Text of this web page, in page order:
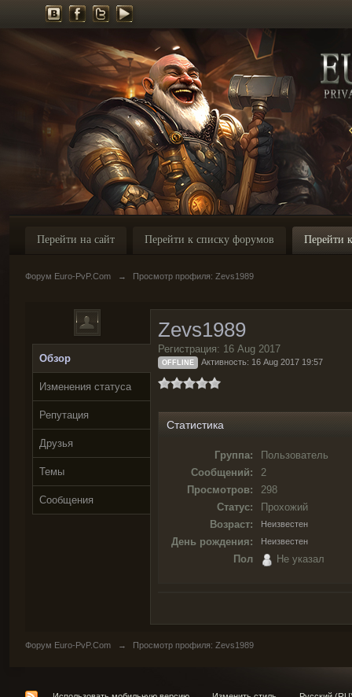
Перейти на сайт Перейти к списку форумов Перейти
Форум Euro-PvP.Com → Просмотр профиля: Zevs1989
Обзор
Изменения статуса
Репутация
Друзья
Темы
Сообщения
Zevs1989
Регистрация: 16 Aug 2017
OFFLINE Активность: 16 Aug 2017 19:57
Статистика
Группа:
Пользователь
Сообщений:
2
Просмотров:
298
Статус:
Прохожий
Возраст:
Неизвестен
День рождения: Неизвестен
Пол Не указал
Форум Euro-PvP.Com → Просмотр профиля: Zevs1989